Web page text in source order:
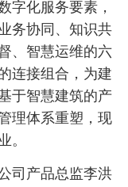
字化服务要素，
务协同、知识共
、智慧运维的六
连接组合，为建
于智慧建筑的产
理体系重塑，现
。
司产品总监李洪